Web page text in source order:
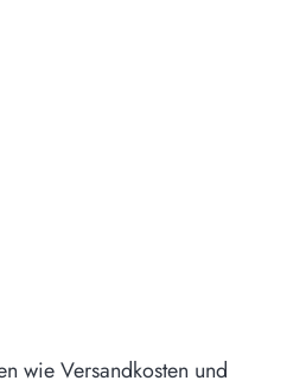
wie Versandkosten und